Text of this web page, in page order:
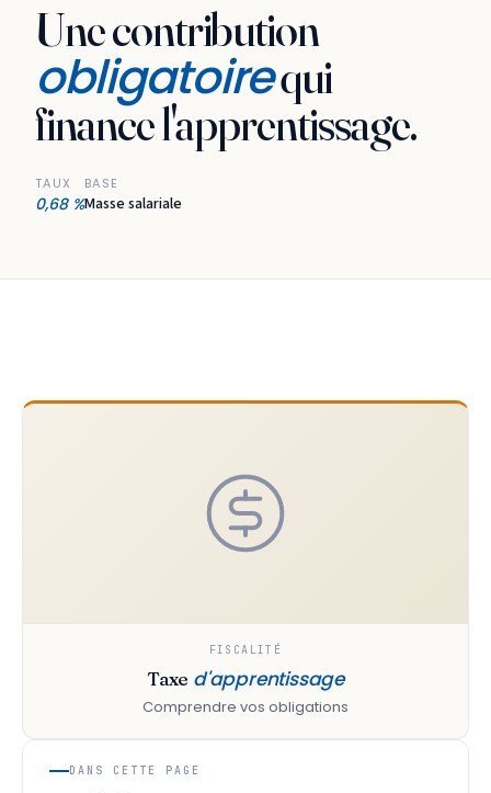
Une contribution
obligatoirequi
finance l'apprentissage.
TAUX
0,68 %
BASE
Masse salariale
FISCALITÉ
Taxe d'apprentissage
Comprendre vos obligations
DANS CETTE PAGE